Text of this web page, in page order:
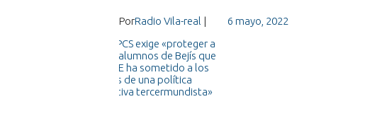
PorRadio Vila-real | 6 mayo, 2022